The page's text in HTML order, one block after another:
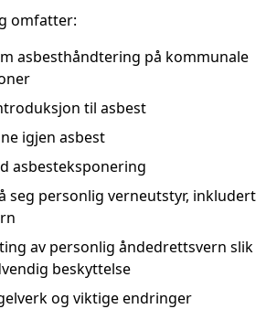
omfatter:
asbesthåndtering på kommunale
til asbest
igjen asbest
asbesteksponering
seg personlig verneutstyr, inkludert
av personlig åndedrettsvern slik
beskyttelse
og viktige endringer